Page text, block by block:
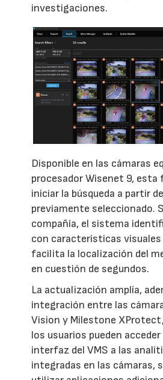
investigaciones.
Disponible en las cámaras
procesador Wisenet 9,
iniciar la búsqueda a partir
previamente seleccionado.
compañía, el sistema
con características
facilita la localización del
en cuestión de segundos.
La actualización amplía,
integración entre las
Vision y Milestone
los usuarios pueden
interfaz del VMS a las
integradas en las cámaras,